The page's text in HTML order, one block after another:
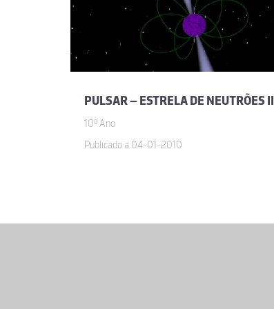
PULSAR – ESTRELA DE NEUTRÕES II
10º Ano
Publicado a 04-01-2010